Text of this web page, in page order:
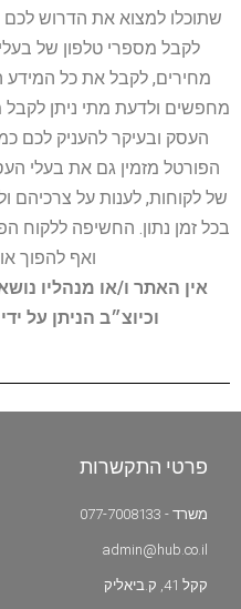
שתוכלו למצוא את הדרוש
לקבל מספרי טלפון של
מחירים, לקבל את כל
מחפשים ולדעת מתי ניתן לקבל
העסק ובעיקר להעניק לכם
הפורטל מזמין גם את בעלי
של לקוחות, לענות על
בכל זמן נתון. החשיפה ללקוח
ואף להפוך
אין האתר ו/או מנהליו
וכיוצ״ב הניתן על
פרטי התקשרות
משרד - 077-7008133
admin@hub.co.il
קקל 41, ק.ביאליק